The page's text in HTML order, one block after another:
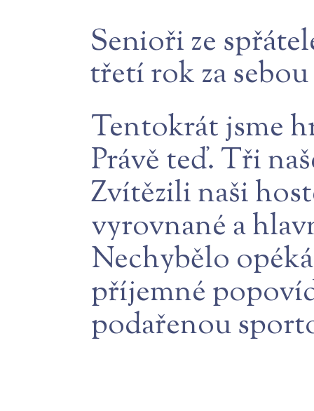
Senioři ze
třetí rok za
Tentokrát jsme
Právě teď. Tři
Zvítězili naši
vyrovnané a
Nechybělo
příjemné
podařenou